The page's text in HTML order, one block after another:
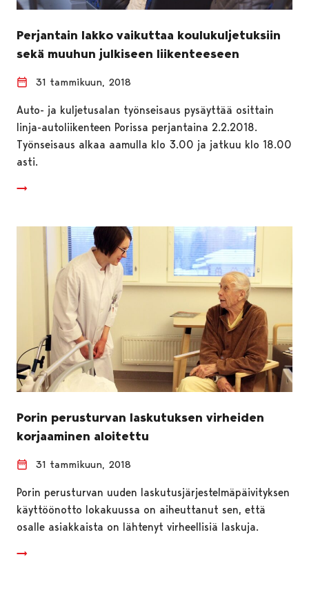
Perjantain lakko vaikuttaa koulukuljetuksiin
sekä muuhun julkiseen liikenteeseen
31 tammikuun, 2018
Auto- ja kuljetusalan työnseisaus pysäyttää osittain
linja-autoliikenteen Porissa perjantaina 2.2.2018.
Työnseisaus alkaa aamulla klo 3.00 ja jatkuu klo 18.00
asti.
Porin perusturvan laskutuksen virheiden
korjaaminen aloitettu
31 tammikuun, 2018
Porin perusturvan uuden laskutusjärjestelmäpäivityksen
käyttöönotto lokakuussa on aiheuttanut sen, että
osalle asiakkaista on lähtenyt virheellisiä laskuja.